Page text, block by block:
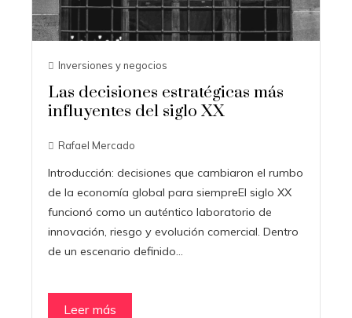
Inversiones y negocios
Las decisiones estratégicas más
influyentes del siglo XX
Rafael Mercado
Introducción: decisiones que cambiaron el rumbo
de la economía global para siempreEl siglo XX
funcionó como un auténtico laboratorio de
innovación, riesgo y evolución comercial. Dentro
de un escenario definido…
Leer más